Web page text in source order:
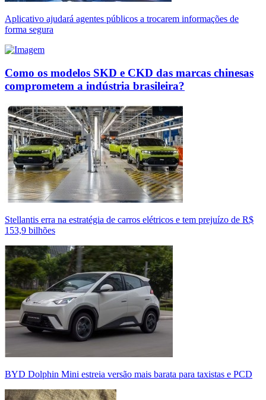
Aplicativo ajudará agentes públicos a trocarem informações de
forma segura
Como os modelos SKD e CKD das marcas chinesas
comprometem a indústria brasileira?
Stellantis erra na estratégia de carros elétricos e tem prejuízo de R$
153,9 bilhões
BYD Dolphin Mini estreia versão mais barata para taxistas e PCD